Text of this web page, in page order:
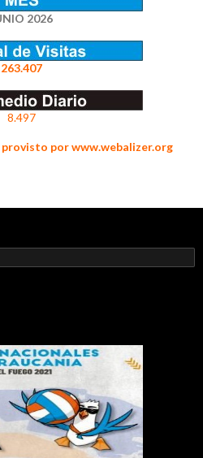
2026
263.407
8.497
por www.webalizer.org